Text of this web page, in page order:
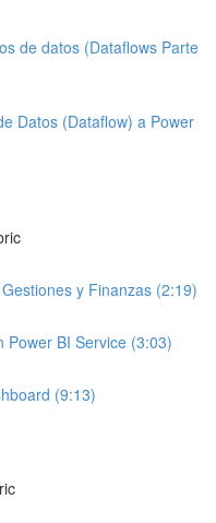
de datos (Dataflows Parte
Datos (Dataflow) a Power
y Finanzas (2:19)
Power BI Service (3:03)
(9:13)